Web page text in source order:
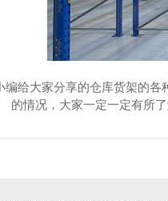
给大家分享的仓库货架的各
的情况，大家一定一定有所